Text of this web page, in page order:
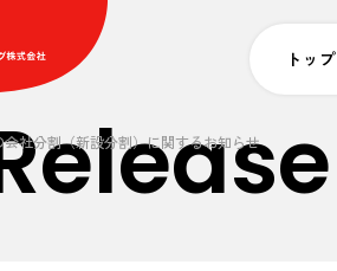
トップ
社分割（新設分割）に関するお知らせ